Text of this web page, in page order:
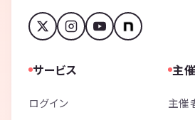
サービス
ログイン
主
主催